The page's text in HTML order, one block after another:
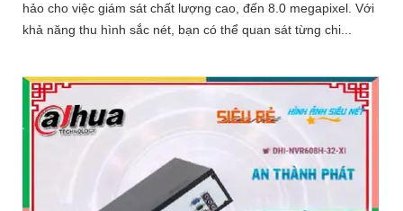
hảo cho việc giám sát chất lượng cao, đến 8.0 megapixel. Với
khả năng thu hình sắc nét, bạn có thể quan sát từng chi...